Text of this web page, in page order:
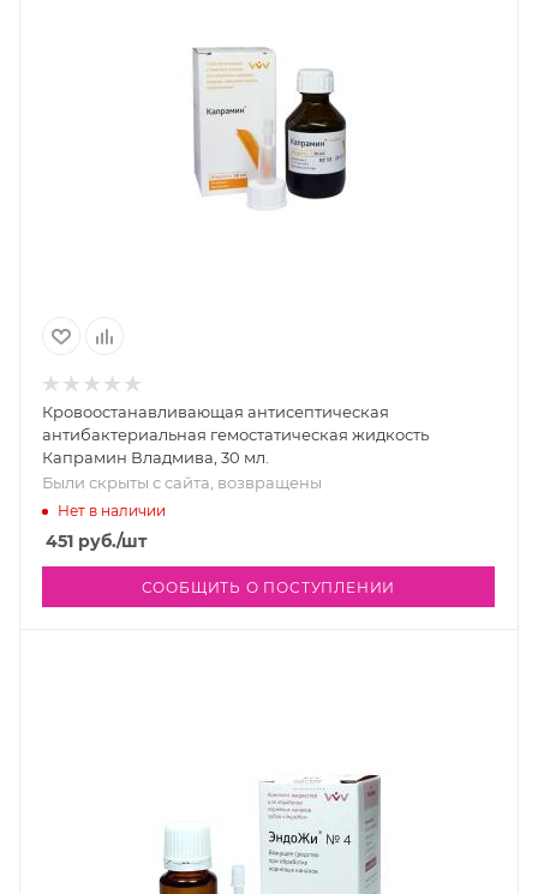
Кровоостанавливающая антисептическая
антибактериальная гемостатическая жидкость
Капрамин Владмива, 30 мл.
Были скрыты с сайта, возвращены
Нет в наличии
451 руб./шт
СООБЩИТЬ О ПОСТУПЛЕНИИ